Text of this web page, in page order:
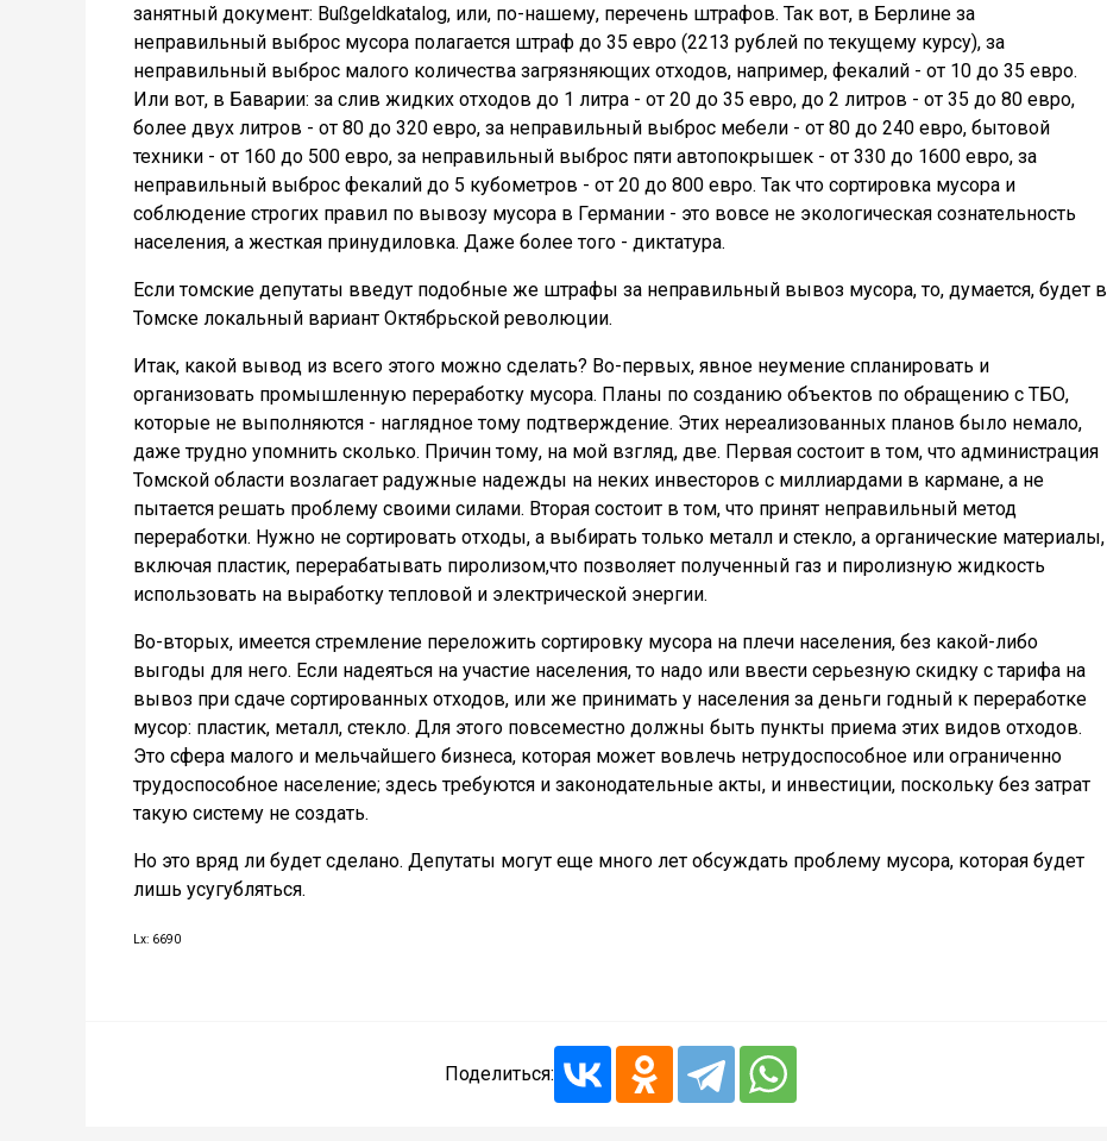
занятный документ: Bußgeldkatalog, или, по-нашему, перечень штрафов. Так вот, в Берлине за
неправильный выброс мусора полагается штраф до 35 евро (2213 рублей по текущему курсу), за
неправильный выброс малого количества загрязняющих отходов, например, фекалий - от 10 до 35 евро.
Или вот, в Баварии: за слив жидких отходов до 1 литра - от 20 до 35 евро, до 2 литров - от 35 до 80 евро,
более двух литров - от 80 до 320 евро, за неправильный выброс мебели - от 80 до 240 евро, бытовой
техники - от 160 до 500 евро, за неправильный выброс пяти автопокрышек - от 330 до 1600 евро, за
неправильный выброс фекалий до 5 кубометров - от 20 до 800 евро. Так что сортировка мусора и
соблюдение строгих правил по вывозу мусора в Германии - это вовсе не экологическая сознательность
населения, а жесткая принудиловка. Даже более того - диктатура.
Если томские депутаты введут подобные же штрафы за неправильный вывоз мусора, то, думается, будет в
Томске локальный вариант Октябрьской революции.
Итак, какой вывод из всего этого можно сделать? Во-первых, явное неумение спланировать и
организовать промышленную переработку мусора. Планы по созданию объектов по обращению с ТБО,
которые не выполняются - наглядное тому подтверждение. Этих нереализованных планов было немало,
даже трудно упомнить сколько. Причин тому, на мой взгляд, две. Первая состоит в том, что администрация
Томской области возлагает радужные надежды на неких инвесторов с миллиардами в кармане, а не
пытается решать проблему своими силами. Вторая состоит в том, что принят неправильный метод
переработки. Нужно не сортировать отходы, а выбирать только металл и стекло, а органические материалы,
включая пластик, перерабатывать пиролизом,что позволяет полученный газ и пиролизную жидкость
использовать на выработку тепловой и электрической энергии.
Во-вторых, имеется стремление переложить сортировку мусора на плечи населения, без какой-либо
выгоды для него. Если надеяться на участие населения, то надо или ввести серьезную скидку с тарифа на
вывоз при сдаче сортированных отходов, или же принимать у населения за деньги годный к переработке
мусор: пластик, металл, стекло. Для этого повсеместно должны быть пункты приема этих видов отходов.
Это сфера малого и мельчайшего бизнеса, которая может вовлечь нетрудоспособное или ограниченно
трудоспособное население; здесь требуются и законодательные акты, и инвестиции, поскольку без затрат
такую систему не создать.
Но это вряд ли будет сделано. Депутаты могут еще много лет обсуждать проблему мусора, которая будет
лишь усугубляться.
Lx: 6690
Поделиться: